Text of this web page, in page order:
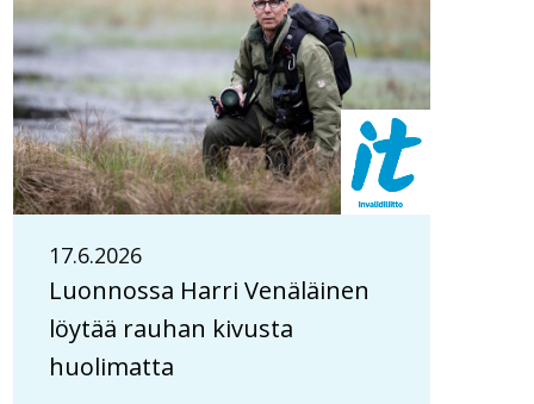
17.6.2026
Luonnossa Harri Venäläinen
löytää rauhan kivusta
huolimatta